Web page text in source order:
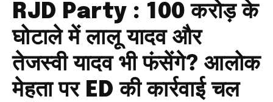
RJD Party : 100 करोड़ के
घोटाले में लालू यादव और
तेजस्वी यादव भी फंसेंगे? आलोक
मेहता पर ED की कार्रवाई चल